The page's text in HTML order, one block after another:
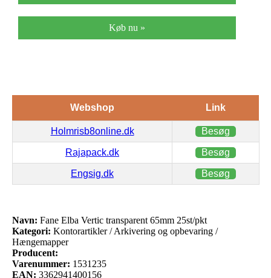
Køb nu »
Webshop Link
Holmrisb8online.dk Besøg
Rajapack.dk Besøg
Engsig.dk Besøg
Navn: Fane Elba Vertic transparent 65mm 25st/pkt
Kategori: Kontorartikler / Arkivering og opbevaring /
Hængemapper
Producent:
Varenummer: 1531235
EAN: 3362941400156